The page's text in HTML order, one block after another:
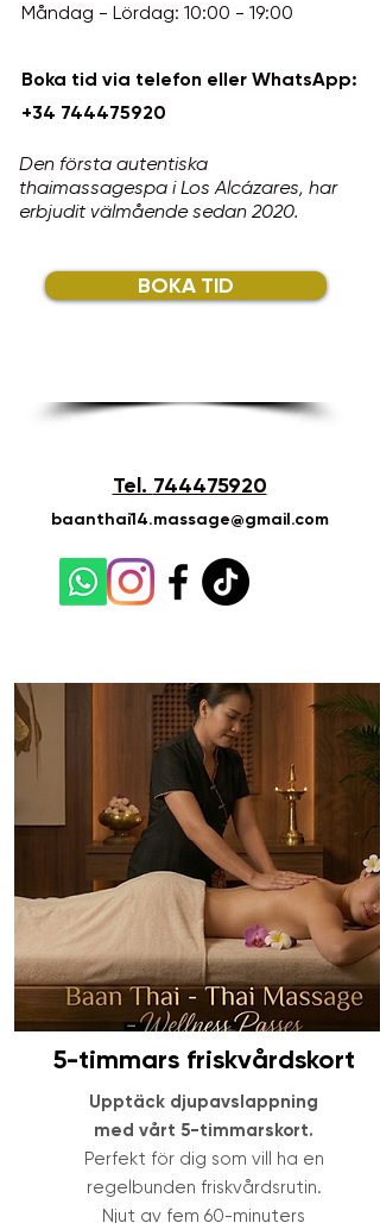
Måndag - Lördag: 10:00 - 19:00
Boka tid via telefon eller WhatsApp:
+34 744475920
Den första autentiska
thaimassagespa i Los Alcázares, har
erbjudit välmående sedan 2020.
BOKA TID
Tel. 744475920
baanthai14.massage@gmail.com
5-timmars friskvårdskort
Upptäck djupavslappning
med vårt 5-timmarskort.
Perfekt för dig som vill ha en
regelbunden friskvårdsrutin.
Njut av fem 60-minuters